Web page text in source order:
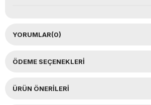
YORUMLAR(0)
ÖDEME SEÇENEKLERI
ÜRÜN ÖNERILERI